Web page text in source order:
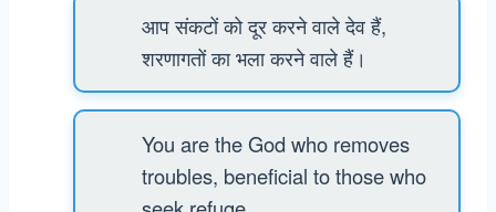
आप संकटों को दूर करने वाले देव हैं,
शरणागतों का भला करने वाले हैं।
You are the God who removes
troubles, beneficial to those who